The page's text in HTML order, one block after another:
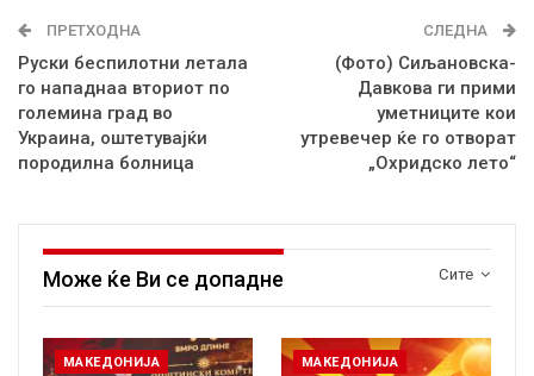
ПРЕТХОДНА
Руски беспилотни летала
го нападнаа вториот по
големина град во
Украина, оштетувајќи
породилна болница
СЛЕДНА
(Фото) Сиљановска-
Давкова ги прими
уметниците кои
утревечер ќе го отворат
„Охридско лето“
Сите
Може ќе Ви се допадне
МАКЕДОНИЈА МАКЕДОНИЈА